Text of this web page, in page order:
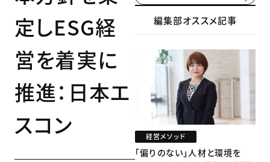
定しESG経
営を着実に
推進：日本エ
スコン
編集部オススメ記事
経営メソッド
「偏りのない」人材と環境を